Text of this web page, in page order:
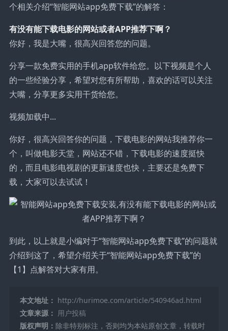
个相关介绍“智能网站app免费下载”的解答：
有没有能下载电影的网站或者APP推荐下啊？
你好，我是大嘴，很高兴回答您的问题。
分享一款免费实用的手机app软件给您。以下视频是个人
的一些经验分享，希望对您有所帮助，喜欢的话可以关注
大嘴，分享更多实用干货给您。
视频加载中...
你好，很高兴回答你的问题，下载电影的网站我推荐你一
个，叫做电影天堂，网站还不错，下载电影的速度挺快
的，而且电影电视剧的更新速度也快，主要还是免费下
载，大家可以去试试！
到此，以上就是小编对于“智能网站app免费下载”的问题就
介绍到这了，希望介绍关于“智能网站app免费下载”的
【1】点解答对大家有用。
本文地址： http://hurimoe.com/article/540946ad.html
文章来源： 用户投稿
版权声明： 除非特别标注，否则均为本站原创文章，转载时